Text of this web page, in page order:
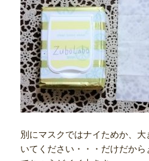
別にマスクではナイためか、
いてください・・・だけだか